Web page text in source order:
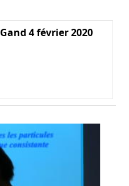
Gand 4 février 2020